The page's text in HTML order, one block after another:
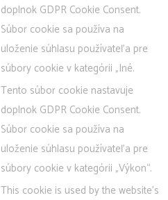
doplnok GDPR Cookie Consent.
Súbor cookie sa používa na
uloženie súhlasu používateľa pre
súbory cookie v kategórii „Iné.
Tento súbor cookie nastavuje
doplnok GDPR Cookie Consent.
Súbor cookie sa používa na
uloženie súhlasu používateľa pre
súbory cookie v kategórii „Výkon“.
This cookie is used by the website's